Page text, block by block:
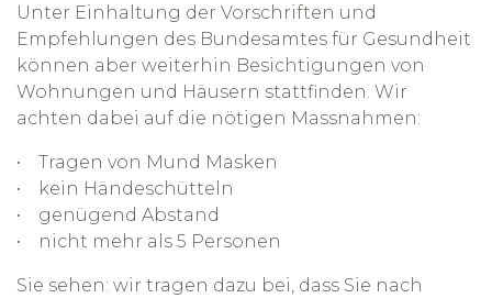
Unter Einhaltung der Vorschriften und
Empfehlungen des Bundesamtes für Gesundheit
können aber weiterhin Besichtigungen von
Wohnungen und Häusern stattfinden. Wir
achten dabei auf die nötigen Massnahmen:
Tragen von Mund Masken
kein Händeschütteln
genügend Abstand
nicht mehr als 5 Personen
Sie sehen: wir tragen dazu bei, dass Sie nach